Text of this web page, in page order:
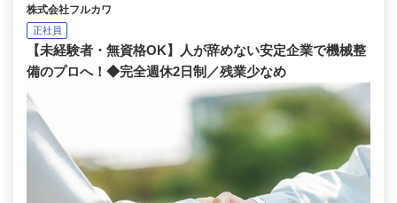
株式会社フルカワ
正社員
【未経験者・無資格OK】人が辞めない安定企業で機械整
備のプロへ！◆完全週休2日制／残業少なめ